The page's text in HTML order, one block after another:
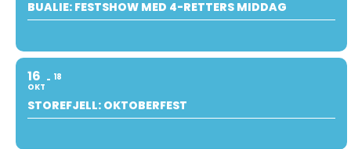
BUALIE: FESTSHOW MED 4-RETTERS MIDDAG
16
OKT
18
STOREFJELL: OKTOBERFEST